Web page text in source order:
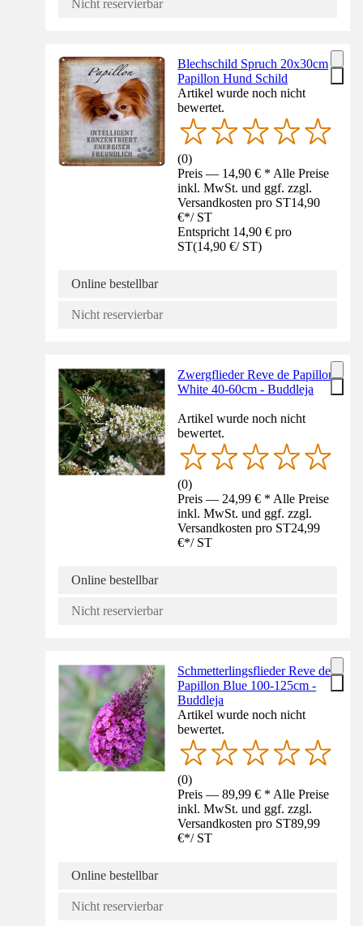
Nicht reservierbar
Blechschild Spruch 20x30cm
Papillon Hund Schild
Artikel wurde noch nicht
bewertet.
(0)
Preis — 14,90 € * Alle Preise
inkl. MwSt. und ggf. zzgl.
Versandkosten pro ST14,90
€*/ ST
Entspricht 14,90 € pro
ST(14,90 €/ ST)
Online bestellbar
Nicht reservierbar
Zwergflieder Reve de Papillon
White 40-60cm - Buddleja
Artikel wurde noch nicht
bewertet.
(0)
Preis — 24,99 € * Alle Preise
inkl. MwSt. und ggf. zzgl.
Versandkosten pro ST24,99
€*/ ST
Online bestellbar
Nicht reservierbar
Schmetterlingsflieder Reve de
Papillon Blue 100-125cm -
Buddleja
Artikel wurde noch nicht
bewertet.
(0)
Preis — 89,99 € * Alle Preise
inkl. MwSt. und ggf. zzgl.
Versandkosten pro ST89,99
€*/ ST
Online bestellbar
Nicht reservierbar